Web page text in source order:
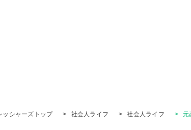
ッシャーズトップ > 社会人ライフ > 社会人ライフ > 元